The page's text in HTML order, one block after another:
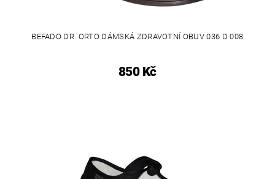
BEFADO DR. ORTO DÁMSKÁ ZDRAVOTNÍ OBUV 036 D 008
850 Kč